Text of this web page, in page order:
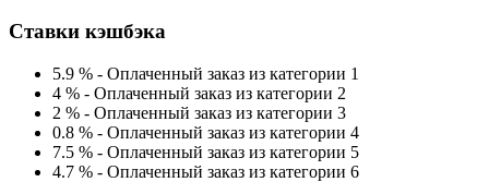
Ставки кэшбэка
5.9 % - Оплаченный заказ из категории 1
4 % - Оплаченный заказ из категории 2
2 % - Оплаченный заказ из категории 3
0.8 % - Оплаченный заказ из категории 4
7.5 % - Оплаченный заказ из категории 5
4.7 % - Оплаченный заказ из категории 6